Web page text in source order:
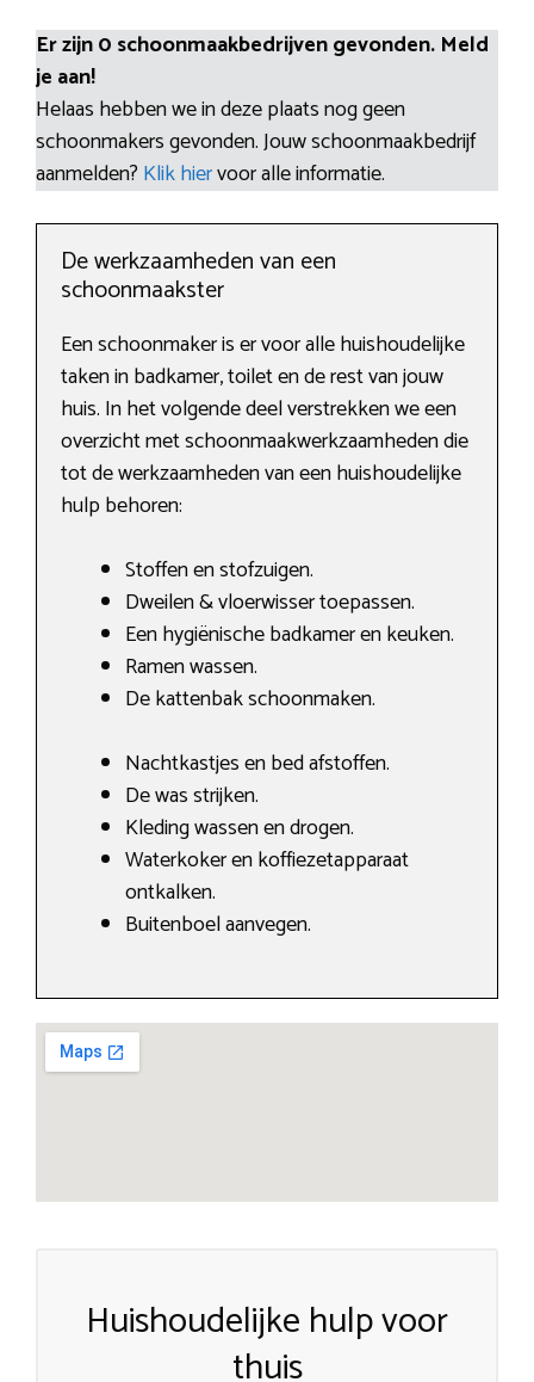
Er zijn 0 schoonmaakbedrijven gevonden. Meld
je aan!
Helaas hebben we in deze plaats nog geen
schoonmakers gevonden. Jouw schoonmaakbedrijf
aanmelden? Klik hiervoor alle informatie.
De werkzaamheden van een
schoonmaakster
Een schoonmaker is er voor alle huishoudelijke
taken in badkamer, toilet en de rest van jouw
huis. In het volgende deel verstrekken we een
overzicht met schoonmaakwerkzaamheden die
tot de werkzaamheden van een huishoudelijke
hulp behoren:
Stoffen en stofzuigen.
Dweilen & vloerwisser toepassen.
Een hygiënische badkamer en keuken.
Ramen wassen.
De kattenbak schoonmaken.
Nachtkastjes en bed afstoffen.
De was strijken.
Kleding wassen en drogen.
Waterkoker en koffiezetapparaat
ontkalken.
Buitenboel aanvegen.
Huishoudelijke hulp voor
thuis